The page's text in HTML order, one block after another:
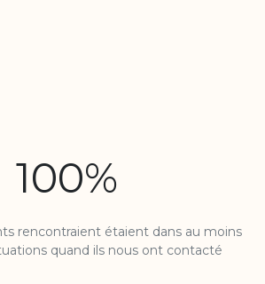
100%
rencontraient étaient dans au moins
quand ils nous ont contacté